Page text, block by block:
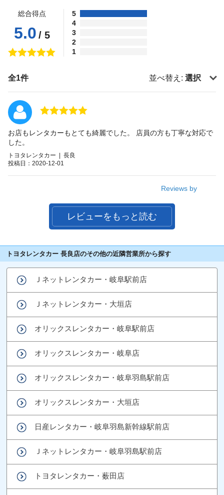
総合得点
5.0 / 5
5
4
3
2
1
全1件 並べ替え: 選択
お店もレンタカーもとても綺麗でした。 店員の方も丁寧な対応で
した。
トヨタレンタカー | 長良
投稿日：2020-12-01
Reviews by
レビューをもっと読む
トヨタレンタカー 長良店のその他の近隣営業所から探す
Ｊネットレンタカー・岐阜駅前店
Ｊネットレンタカー・大垣店
オリックスレンタカー・岐阜駅前店
オリックスレンタカー・岐阜店
オリックスレンタカー・岐阜羽島駅前店
オリックスレンタカー・大垣店
日産レンタカー・岐阜羽島新幹線駅前店
Ｊネットレンタカー・岐阜羽島駅前店
トヨタレンタカー・薮田店